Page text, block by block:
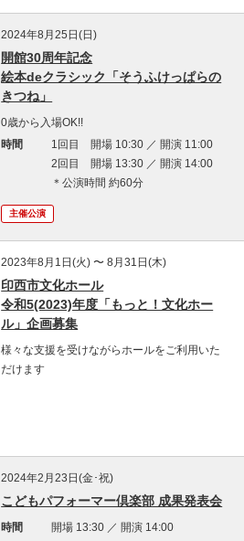
2024年8月25日(日)
開館30周年記念
絵本deクラシック「そうふけっぱらの
きつね」
0歳から入場OK!!
時間
1回目 開場 10:30 ／ 開演 11:00
2回目 開場 13:30 ／ 開演 14:00
＊公演時間 約60分
主催公演
2023年8月1日(火) 〜 8月31日(木)
印西市文化ホール
令和5(2023)年度「もっと！文化ホー
ル」企画募集
様々な支援を受けながらホールをご利用いた
だけます
2024年2月23日(金･祝)
こどもパフォーマー倶楽部 成果発表会
時間 開場 13:30 ／ 開演 14:00